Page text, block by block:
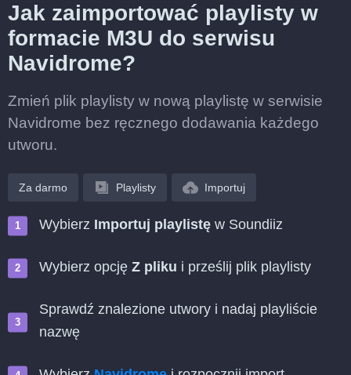
Jak zaimportować playlisty w
formacie M3U do serwisu
Navidrome?
Zmień plik playlisty w nową playlistę w serwisie
Navidrome bez ręcznego dodawania każdego
utworu.
Za darmo Playlisty Importuj
Wybierz Importuj playlistę w Soundiiz
Wybierz opcję Z pliku i prześlij plik playlisty
Sprawdź znalezione utwory i nadaj playliście
nazwę